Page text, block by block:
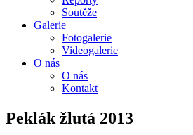
Soutěže
Galerie
Fotogalerie
Videogalerie
O nás
O nás
Kontakt
Peklák žlutá 2013